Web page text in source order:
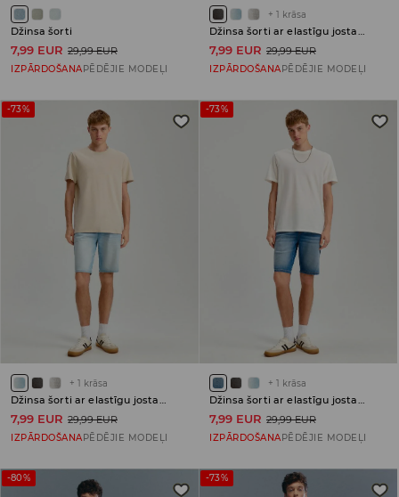
Džinsa šorti
7,99 EUR 29,99 EUR
IZPĀRDOŠANAPĒDĒJIE MODEĻI
+ 1 krāsa
Džinsa šorti ar elastīgu jostasvietu
7,99 EUR 29,99 EUR
IZPĀRDOŠANAPĒDĒJIE MODEĻI
-73%
+ 1 krāsa
Džinsa šorti ar elastīgu jostasvietu
7,99 EUR 29,99 EUR
IZPĀRDOŠANA PĒDĒJIE MODEĻI
-73%
+ 1 krāsa
Džinsa šorti ar elastīgu jostasvietu
7,99 EUR 29,99 EUR
IZPĀRDOŠANA PĒDĒJIE MODEĻI
-80% -73%